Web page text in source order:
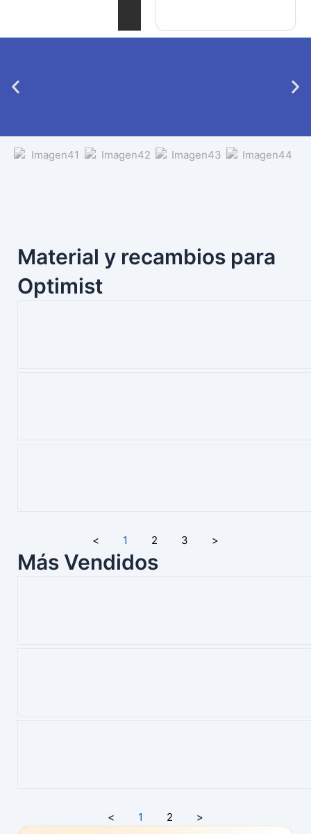
Material y recambios para
Optimist
< 1 2 3 >
Más Vendidos
< 1 2 >